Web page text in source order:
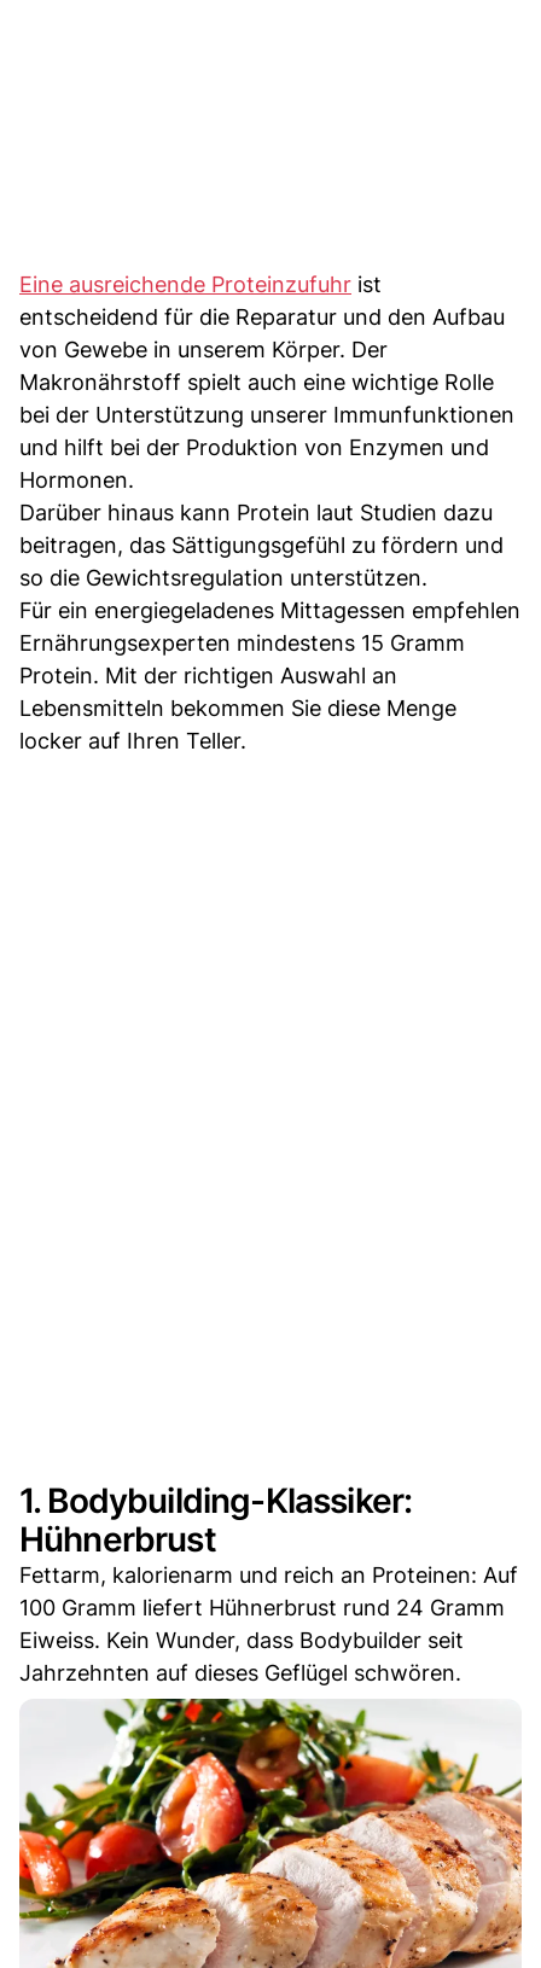
Eine ausreichende Proteinzufuhr ist
entscheidend für die Reparatur und den Aufbau
von Gewebe in unserem Körper. Der
Makronährstoff spielt auch eine wichtige Rolle
bei der Unterstützung unserer Immunfunktionen
und hilft bei der Produktion von Enzymen und
Hormonen.
Darüber hinaus kann Protein laut Studien dazu
beitragen, das Sättigungsgefühl zu fördern und
so die Gewichtsregulation unterstützen.
Für ein energiegeladenes Mittagessen empfehlen
Ernährungsexperten mindestens 15 Gramm
Protein. Mit der richtigen Auswahl an
Lebensmitteln bekommen Sie diese Menge
locker auf Ihren Teller.
1. Bodybuilding-Klassiker:
Hühnerbrust
Fettarm, kalorienarm und reich an Proteinen: Auf
100 Gramm liefert Hühnerbrust rund 24 Gramm
Eiweiss. Kein Wunder, dass Bodybuilder seit
Jahrzehnten auf dieses Geflügel schwören.